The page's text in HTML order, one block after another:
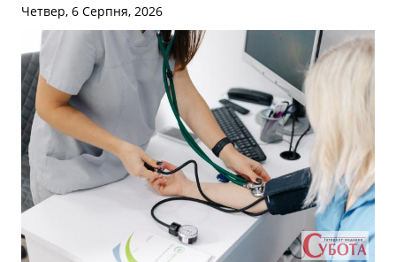
Четвер, 6 Серпня, 2026